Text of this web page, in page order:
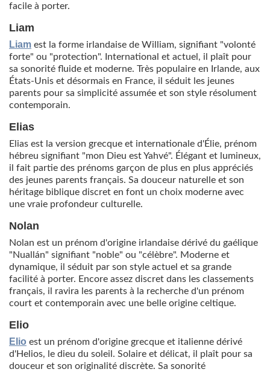
facile à porter.
Liam
Liam est la forme irlandaise de William, signifiant "volonté
forte" ou "protection". International et actuel, il plaît pour
sa sonorité fluide et moderne. Très populaire en Irlande, aux
États-Unis et désormais en France, il séduit les jeunes
parents pour sa simplicité assumée et son style résolument
contemporain.
Elias
Elias est la version grecque et internationale d'Élie, prénom
hébreu signifiant "mon Dieu est Yahvé". Élégant et lumineux,
il fait partie des prénoms garçon de plus en plus appréciés
des jeunes parents français. Sa douceur naturelle et son
héritage biblique discret en font un choix moderne avec
une vraie profondeur culturelle.
Nolan
Nolan est un prénom d'origine irlandaise dérivé du gaélique
"Nuallán" signifiant "noble" ou "célèbre". Moderne et
dynamique, il séduit par son style actuel et sa grande
facilité à porter. Encore assez discret dans les classements
français, il ravira les parents à la recherche d'un prénom
court et contemporain avec une belle origine celtique.
Elio
Elio est un prénom d'origine grecque et italienne dérivé
d'Helios, le dieu du soleil. Solaire et délicat, il plaît pour sa
douceur et son originalité discrète. Sa sonorité